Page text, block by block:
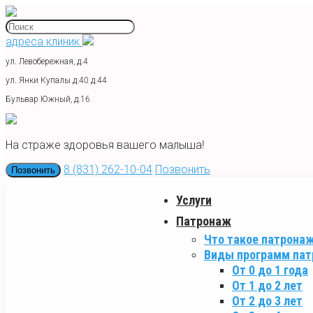
адреса клиник
ул. Левобережная, д.4
ул. Янки Купалы д.40 д.44
Бульвар Южный, д.16
На страже здоровья вашего малыша!
Позвонить 8 (831) 262-10-04 Позвонить
Услуги
Патронаж
Что такое
Виды программ
От 0 до 1 года
От 1 до 2 лет
От 2 до 3 лет